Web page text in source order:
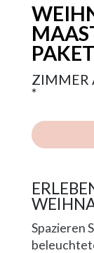
PAKET
ZIMMER
*
Spazieren